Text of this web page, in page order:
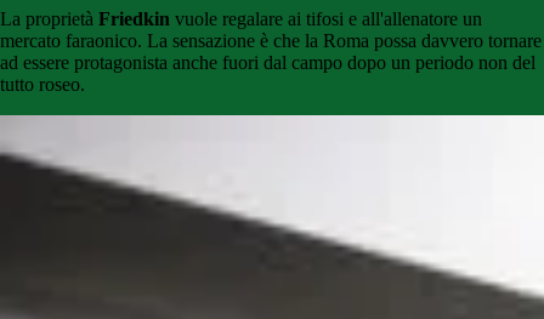
La proprietà Friedkin vuole regalare ai tifosi e all'allenatore un
mercato faraonico. La sensazione è che la Roma possa davvero tornare
ad essere protagonista anche fuori dal campo dopo un periodo non del
tutto roseo.